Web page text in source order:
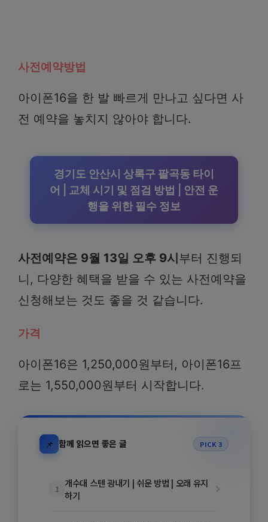
사전예약방법
아이폰16을 한 발 빠르게 만나고 싶다면 사
전 예약을 놓치지 않아야 합니다.
경기도 안산시 상록구 팔곡동 타이
어 | 교체 시기 및 점검 방법 | 안전 운
행을 위한 필수 정보
사전예약은 9월 13일 오후 9시 부터 진행되
니, 다양한 혜택을 받을 수 있는 사전예약을
신청해보는 것도 좋을 것 같습니다.
가격
아이폰16은 1,250,000원부터, 아이폰16프
로는 1,550,000원부터 시작합니다.
📌 함께 읽으면 좋은 글 PICK 3
1
개수대 스텐 광내기 | 쉬운 방법 | 오래 유지
하기